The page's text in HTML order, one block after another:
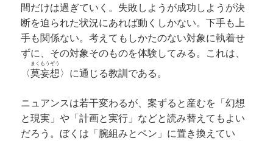
間だけは過ぎていく。失敗しようが成功しようが決
断を迫られた状況にあれば動くしかない。下手も上
手も関係ない。考えてもしかたのない対象に執着せ
ずに、その対象そのものを体験してみる。これは、
〈莫妄想
まくもうぞう
〉に通じる教訓である。
ニュアンスは若干変わるが、案ずると産むを「幻想
と現実」や「計画と実行」などと読み替えてもよい
だろう。ぼくは「腕組みとペン」に置き換えてい